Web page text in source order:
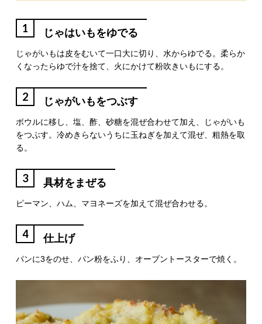
1 じゃはいもをゆでる
じゃがいもは皮をむいて一口大に切り、水からゆでる。柔らか
くなったらゆで汁を捨て、火にかけて粉吹きいもにする。
2 じゃがいもをつぶす
ボウルに移し、塩、酢、砂糖を混ぜ合わせて加え、じゃがいも
をつぶす。冷めきらないうちに玉ねぎを加えて混ぜ、粗熱を取
る。
3 具材をまぜる
ピーマン、ハム、マヨネーズを加えて混ぜ合わせる。
4 仕上げ
パンに3をのせ、パン粉をふり、オーブントースターで焼く。